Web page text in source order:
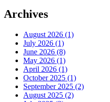
Archives
August 2026 (1)
July 2026 (1)
June 2026 (8)
May 2026 (1)
April 2026 (1)
October 2025 (1)
September 2025 (2)
August 2025 (2)